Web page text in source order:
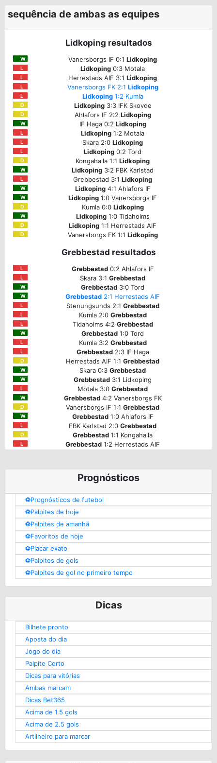
sequência de ambas as equipes
Lidkoping resultados
W Vanersborgs IF 0:1 Lidkoping
L Lidkoping 0:3 Motala
L Herrestads AIF 3:1 Lidkoping
L Vanersborgs FK 2:1 Lidkoping
L Lidkoping1:2 Kumla
D Lidkoping3:3 IFK Skovde
D Ahlafors IF 2:2 Lidkoping
W IF Haga 0:2 Lidkoping
L Lidkoping 1:2 Motala
L Skara 2:0 Lidkoping
L Lidkoping 0:2 Tord
D Kongahalla 1:1 Lidkoping
W Lidkoping 3:2 FBK Karlstad
L Grebbestad 3:1 Lidkoping
W Lidkoping4:1 Ahlafors IF
W Lidkoping 1:0 Vanersborgs IF
D Kumla 0:0 Lidkoping
W Lidkoping1:0 Tidaholms
D Lidkoping 1:1 Herrestads AIF
D Vanersborgs FK 1:1 Lidkoping
Grebbestad resultados
L Grebbestad0:2 Ahlafors IF
L Skara 3:1 Grebbestad
W Grebbestad 3:0 Tord
W Grebbestad 2:1 Herrestads AIF
L Stenungsunds 2:1 Grebbestad
L Kumla 2:0 Grebbestad
L Tidaholms 4:2 Grebbestad
W Grebbestad 1:0 Tord
L Kumla 3:2 Grebbestad
L Grebbestad2:3 IF Haga
D Herrestads AIF 1:1 Grebbestad
W Skara 0:3 Grebbestad
W Grebbestad 3:1 Lidkoping
L Motala 3:0 Grebbestad
W Grebbestad4:2 Vanersborgs FK
D Vanersborgs IF 1:1 Grebbestad
W Grebbestad1:0 Ahlafors IF
L FBK Karlstad 2:0 Grebbestad
D Grebbestad 1:1 Kongahalla
L Grebbestad 1:2 Herrestads AIF
Prognósticos
⚽️Prognósticos de futebol
⚽️Palpites de hoje
⚽️Palpites de amanhã
⚽️Favoritos de hoje
⚽️Placar exato
⚽️Palpites de gols
⚽️Palpites de gol no primeiro tempo
Dicas
Bilhete pronto
Aposta do dia
Jogo do dia
Palpite Certo
Dicas para vitórias
Ambas marcam
Dicas Bet365
Acima de 1.5 gols
Acima de 2.5 gols
Artilheiro para marcar